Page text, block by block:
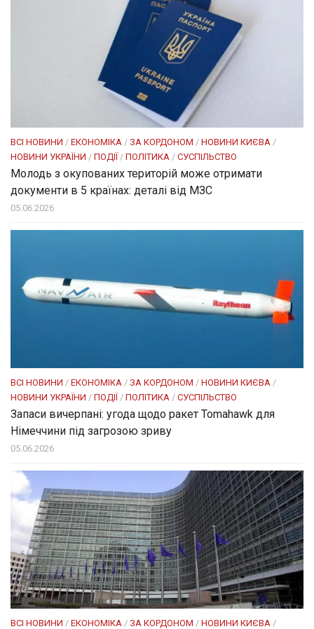
ВСІ НОВИНИ / ЕКОНОМІКА / ЗА КОРДОНОМ / НОВИНИ КИЄВА /
НОВИНИ УКРАЇНИ / ПОДІЇ/ ПОЛІТИКА / СУСПІЛЬСТВО
Молодь з окупованих територій може отримати
документи в 5 країнах: деталі від МЗС
05.06.2026
ВСІ НОВИНИ / ЕКОНОМІКА / ЗА КОРДОНОМ / НОВИНИ КИЄВА /
НОВИНИ УКРАЇНИ / ПОДІЇ/ ПОЛІТИКА / СУСПІЛЬСТВО
Запаси вичерпані: угода щодо ракет Tomahawk для
Німеччини під загрозою зриву
05.06.2026
ВСІ НОВИНИ / ЕКОНОМІКА / ЗА КОРДОНОМ / НОВИНИ КИЄВА /